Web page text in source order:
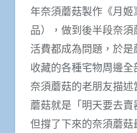
年奈須蘑菇製作《月
品），做到後半段奈
活費都成為問題，於
收藏的各種宅物周邊
奈須蘑菇的老朋友描
蘑菇就是「明天要去賣
但撐了下來的奈須蘑